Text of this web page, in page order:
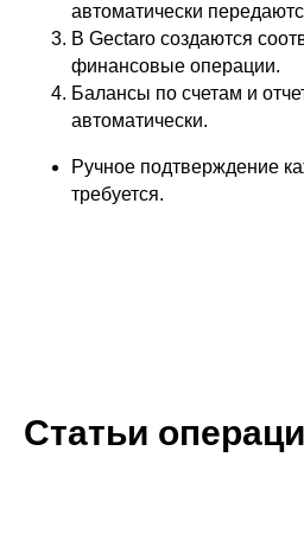
автоматически
В Gectaro создаются
финансовые операции.
Балансы по счетам и
автоматически.
Ручное подтверждение
требуется.
Статьи